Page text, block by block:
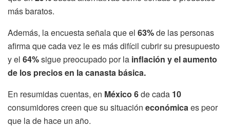
más baratos.
Además, la encuesta señala que el 63%de las personas
afirma que cada vez le es más difícil cubrir su presupuesto
y el 64%sigue preocupado por la inflación y el aumento
de los precios en la canasta básica.
En resumidas cuentas, en México 6de cada 10
consumidores creen que su situación económicaes peor
que la de hace un año.